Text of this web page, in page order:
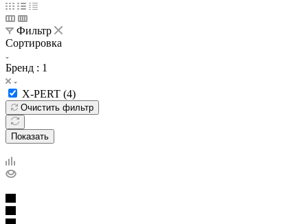
Фильтр
Сортировка
Бренд : 1
X-PERT (4)
Очистить фильтр
Показать